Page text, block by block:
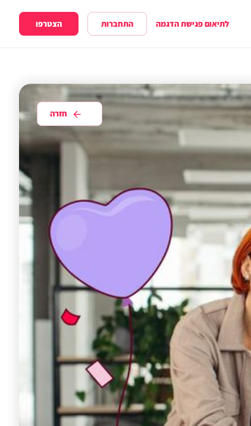
לתיאום פגישת הדגמה התחברות הצטרפו
חזרה